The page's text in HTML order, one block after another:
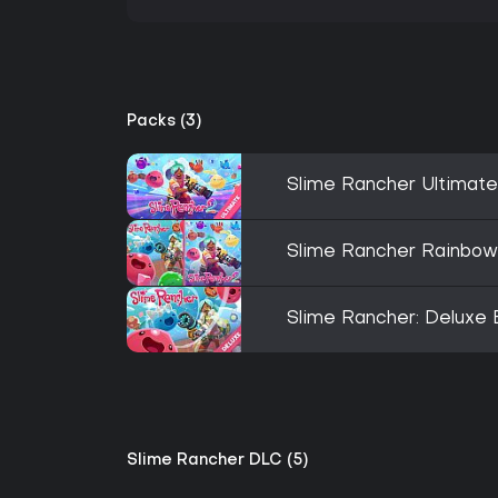
Packs (3)
Slime Rancher
Slime Rancher
Slime Rancher: Deluxe
Slime Rancher DLC (5)